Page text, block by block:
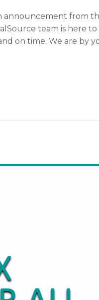
announcement from
team is here
on time. We are by